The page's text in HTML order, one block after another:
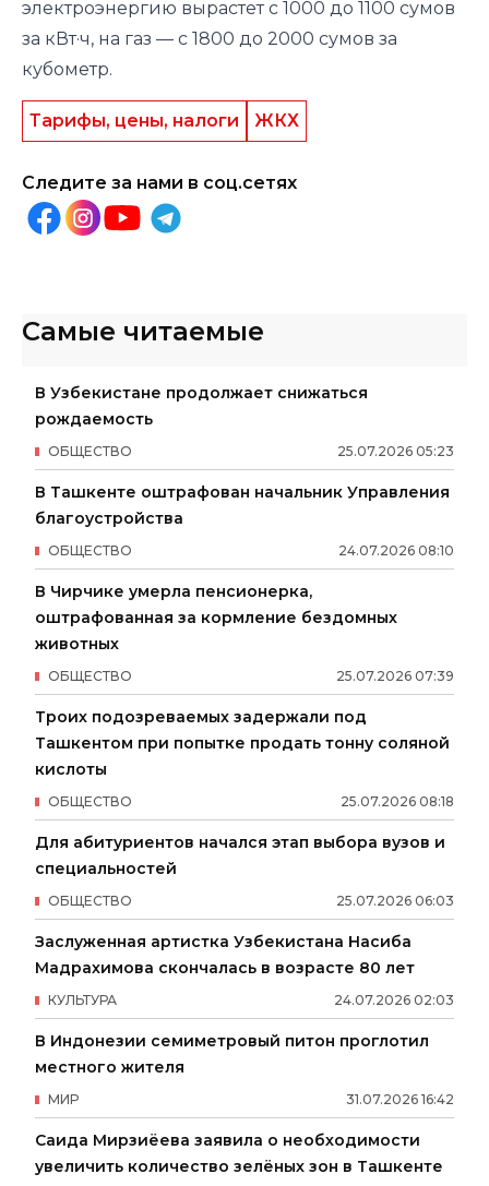
электроэнергию вырастет с 1000 до 1100 сумов
за кВт·ч, на газ — с 1800 до 2000 сумов за
кубометр.
Тарифы, цены, налоги ЖКХ
Следите за нами в соц.сетях
Самые читаемые
В Узбекистане продолжает снижаться
рождаемость
25.07.2026 05:23
ОБЩЕСТВО
В Ташкенте оштрафован начальник Управления
благоустройства
24.07.2026 08:10
ОБЩЕСТВО
В Чирчике умерла пенсионерка,
оштрафованная за кормление бездомных
животных
25.07.2026 07:39
ОБЩЕСТВО
Троих подозреваемых задержали под
Ташкентом при попытке продать тонну соляной
кислоты
25.07.2026 08:18
ОБЩЕСТВО
Для абитуриентов начался этап выбора вузов и
специальностей
25.07.2026 06:03
ОБЩЕСТВО
Заслуженная артистка Узбекистана Насиба
Мадрахимова скончалась в возрасте 80 лет
24.07.2026 02:03
КУЛЬТУРА
В Индонезии семиметровый питон проглотил
местного жителя
31.07.2026 16:42
МИР
Саида Мирзиёева заявила о необходимости
увеличить количество зелёных зон в Ташкенте